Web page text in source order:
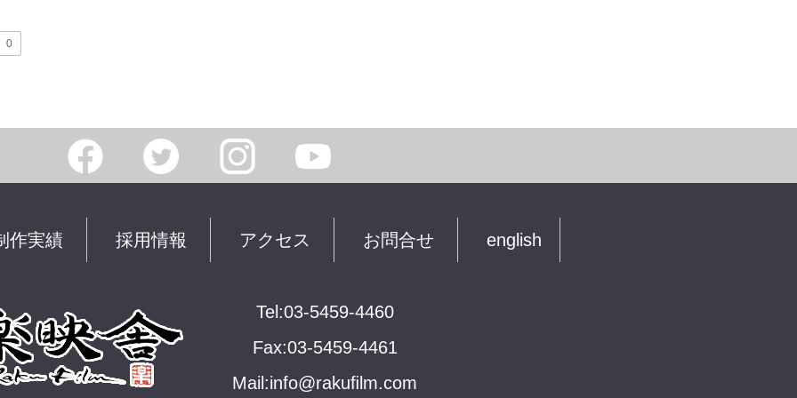
0
作実績 採用情報 アクセス お問合せ english
Tel:03-5459-4460
Fax:03-5459-4461
Mail:info@rakuﬁlm.com